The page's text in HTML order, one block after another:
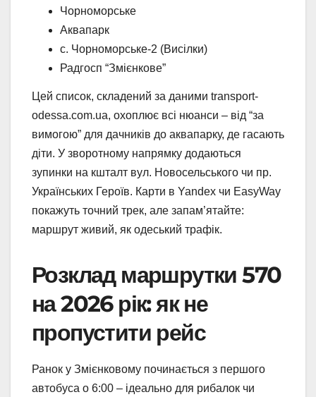
Чорноморське
Аквапарк
с. Чорноморське-2 (Висілки)
Радгосп “Змієнкове”
Цей список, складений за даними transport-
odessa.com.ua, охоплює всі нюанси – від “за
вимогою” для дачників до аквапарку, де гасають
діти. У зворотному напрямку додаються
зупинки на кшталт вул. Новосельського чи пр.
Українських Героїв. Карти в Yandex чи EasyWay
покажуть точний трек, але запам’ятайте:
маршрут живий, як одеський трафік.
Розклад маршрутки 570
на 2026 рік: як не
пропустити рейс
Ранок у Змієнковому починається з першого
автобуса о 6:00 – ідеально для рибалок чи